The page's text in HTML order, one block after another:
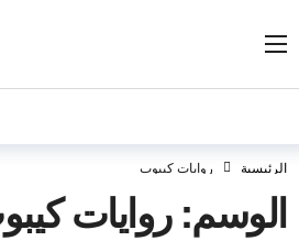
الرئيسية روايات كيبوب
الوسم:روايات